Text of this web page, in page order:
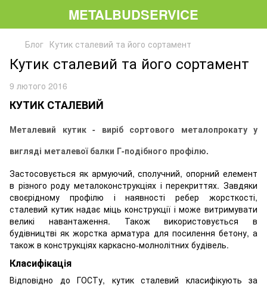
METALBUDSERVICE
Блог Кутик сталевий та його сортамент
Кутик сталевий та його сортамент
9 лютого 2016
КУТИК СТАЛЕВИЙ
Металевий кутик - виріб сортового металопрокату у
вигляді металевої балки Г-подібного профілю.
Застосовується як армуючий, сполучний, опорний елемент
в різного роду металоконструкціях і перекриттях. Завдяки
своєрідному профілю і наявності ребер жорсткості,
сталевий кутик надає міць конструкції і може витримувати
великі навантаження. Також використовується в
будівництві як жорстка арматура для посилення бетону, а
також в конструкціях каркасно-молнолітних будівель.
Класифікація
Відповідно до ГОСТу, кутик сталевий класифікують за